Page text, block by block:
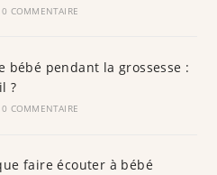
0 COMMENTAIRE
bébé pendant la grossesse :
?
0 COMMENTAIRE
faire écouter à bébé